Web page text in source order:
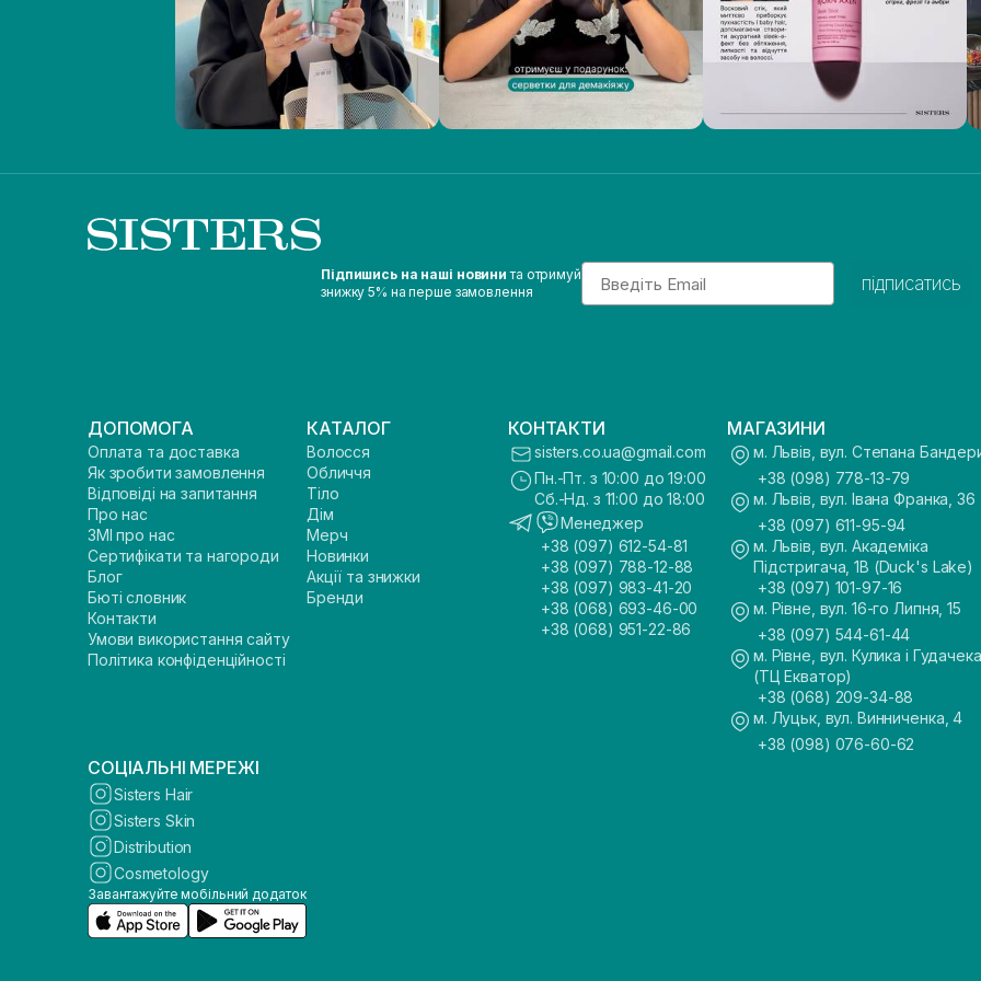
Підпишись на наші новини та отримуй
знижку 5% на перше замовлення
Email
підписатись
ДОПОМОГА
Оплата та доставка
Як зробити замовлення
Відповіді на запитання
Про нас
ЗМІ про нас
Сертифікати та нагороди
Блог
Бюті словник
Контакти
Умови використання сайту
Політика конфіденційності
КАТАЛОГ
Волосся
Обличчя
Тіло
Дім
Мерч
Новинки
Акції та знижки
Бренди
КОНТАКТИ
sisters.co.ua@gmail.com
Пн.-Пт. з 10:00 до 19:00
Сб.-Нд. з 11:00 до 18:00
Менеджер
+38 (097) 612-54-81
+38 (097) 788-12-88
+38 (097) 983-41-20
+38 (068) 693-46-00
+38 (068) 951-22-86
МАГАЗИНИ
м. Львів, вул. Степана
+38 (098) 778-13-79
м. Львів, вул. Івана Франка, 36
+38 (097) 611-95-94
м. Львів, вул. Академіка
Підстригача, 1В (Duck's Lake)
+38 (097) 101-97-16
м. Рівне, вул. 16-го Липня, 15
+38 (097) 544-61-44
м. Рівне, вул. Кулика і
(ТЦ Екватор)
+38 (068) 209-34-88
м. Луцьк, вул. Винниченка, 4
+38 (098) 076-60-62
СОЦІАЛЬНІ МЕРЕЖІ
Sisters Hair
Sisters Skin
Distribution
Cosmetology
Завантажуйте мобільний додаток